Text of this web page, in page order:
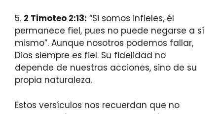
5. 2 Timoteo 2:13: “Si somos infieles, él
permanece fiel, pues no puede negarse a sí
mismo”. Aunque nosotros podemos fallar,
Dios siempre es fiel. Su fidelidad no
depende de nuestras acciones, sino de su
propia naturaleza.
Estos versículos nos recuerdan que no